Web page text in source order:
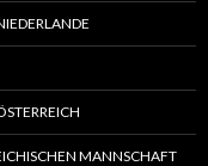
MANNSCHAFT